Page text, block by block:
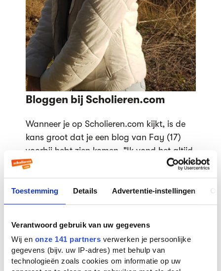
Toestemming Details Advertentie-instellingen
Verantwoord gebruik van uw gegevens
Wij en onze 141 partners verwerken je persoonlijke
gegevens (bijv. uw IP-adres) met behulp van
technologieën zoals cookies om informatie op uw
Bloggen bij Scholieren.com
Wanneer je op Scholieren.com kijkt, is de
kans groot dat je een blog van Fay (17)
voorbij hebt zien komen. "Ik vond het altijd
al leuk als we voor Nederlands iets
moesten schrijven. Dit merkte mijn lerares
ook en toen zij de vacature voorbij zag
komen, vroeg ze me of dat niet iets voor
sollicitatie verstuurd."
De blogs mogen over van alles gaan en in